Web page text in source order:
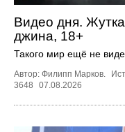
Видео дня.
джина, 18+
Такого мир ещё не
Автор: Филипп Марков.
3648
07.08.2026